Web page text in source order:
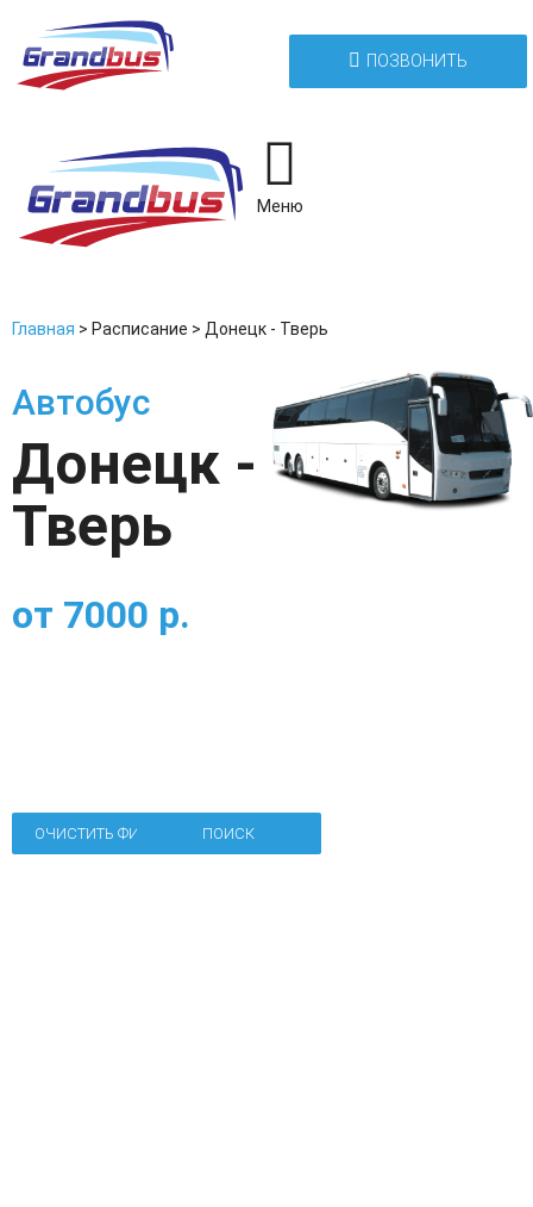
ПОЗВОНИТЬ
Меню
Главная > Расписание > Донецк - Тверь
Автобус
Донецк -
Тверь
от 7000 р.
ОЧИСТИТЬ ФИЛЬТР ПОИСК